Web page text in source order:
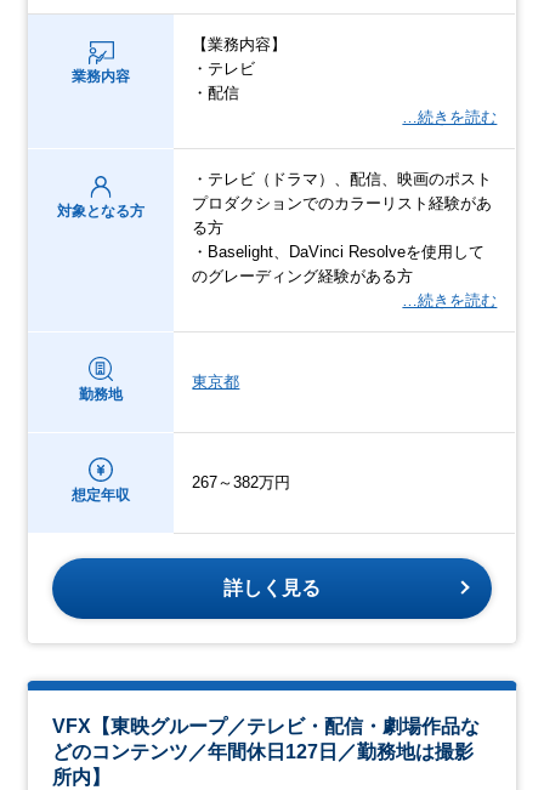
業務内容
【業務内容】
・テレビ
・配信
…続きを読む
対象となる方
・テレビ（ドラマ）、配信、映画のポスト
プロダクションでのカラーリスト経験があ
る方
・Baselight、DaVinci Resolveを使用して
のグレーディング経験がある方
…続きを読む
勤務地
東京都
想定年収
267～382万円
詳しく見る
VFX【東映グループ／テレビ・配信・劇場作品な
どのコンテンツ／年間休日127日／勤務地は撮影
所内】